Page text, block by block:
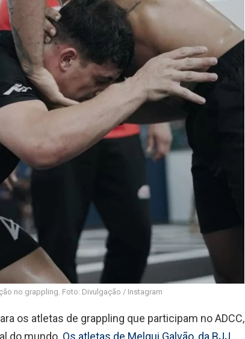
no grappling. Foto: Divulgação / Instagram
os atletas de grappling que participam no ADCC,
do mundo. Os atletas de Melqui Galvão, da BJJ